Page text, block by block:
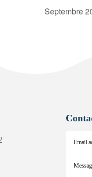
Septembre